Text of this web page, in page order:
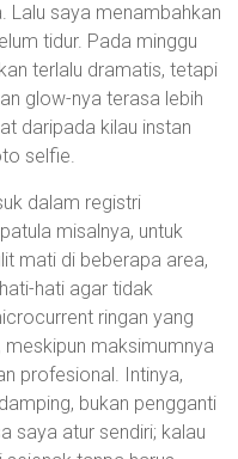
Lalu saya menambahkan
tidur. Pada minggu
terlalu dramatis, tetapi
glow-nya terasa lebih
daripada kilau instan
selfie.
dalam registri
misalnya, untuk
mati di beberapa area,
hati agar tidak
ringan yang
maksimumnya
profesional. Intinya,
bukan pengganti
saya atur sendiri; kalau